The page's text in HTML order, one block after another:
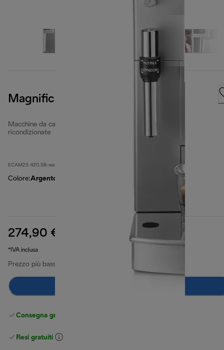
Magnifica S
Macchine da caffè completamente automatiche
ricondizionate
ECAM23.420.SB-second
Colore:Argento
274,90 € prezzo originale 449,90 €
*IVA inclusa
Prezzo più basso ultimi 30 giorni
Consegna gratuita standard
Resi gratuiti